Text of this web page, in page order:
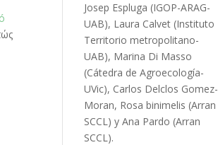
Josep Espluga (IGOP-ARAG-
UAB), Laura Calvet (Instituto
Territorio metropolitano-
UAB), Marina Di Masso
(Cátedra de Agroecología-
UVic), Carlos Delclos Gomez-
Moran, Rosa binimelis (Arran
SCCL) y Ana Pardo (Arran
SCCL).